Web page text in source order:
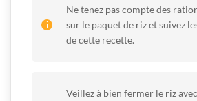
Ne tenez pas compte des
sur le paquet de riz et suivez
de cette recette.
Veillez à bien fermer le riz